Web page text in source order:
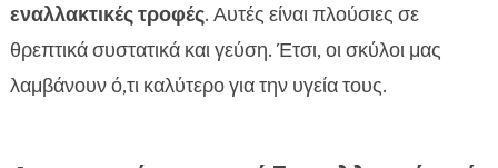
εναλλακτικές τροφές. Αυτές είναι πλούσιες σε
θρεπτικά συστατικά και γεύση. Έτσι, οι σκύλοι μας
λαμβάνουν ό,τι καλύτερο για την υγεία τους.